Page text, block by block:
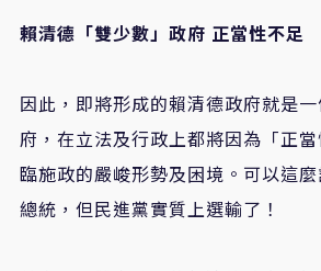
賴清德「雙少數」政府 正當性不足
因此，即將形成的賴清德政府就是
府，在立法及行政上都將因為「正
臨施政的嚴峻形勢及困境。可以這
總統，但民進黨實質上選輸了！